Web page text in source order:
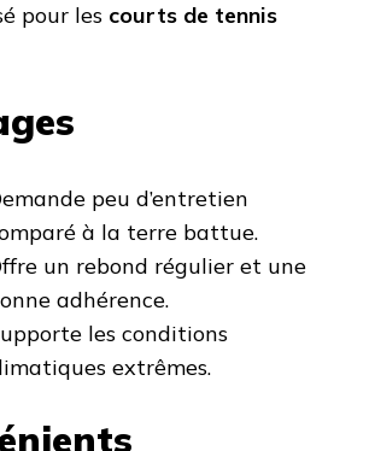
pour les courts de tennis
peu d’entretien
à la terre battue.
un rebond régulier et une
adhérence.
les conditions
extrêmes.